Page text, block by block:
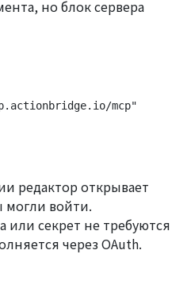
но блок сервера
mcp"
редактор открывает
могли войти.
секрет не требуются
через OAuth.